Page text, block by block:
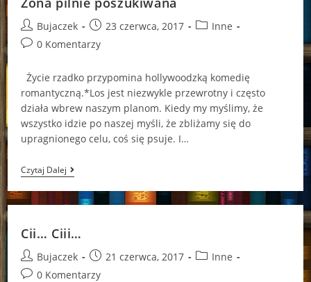
Post
author:
Bujaczek
Post
published:
23 czerwca, 2017
PostInne
Post0 Komentarzy
Życie rzadko przypomina hollywoodzką komedię
romantyczną.*Los jest niezwykle przewrotny i często
działa wbrew naszym planom. Kiedy my myślimy, że
wszystko idzie po naszej myśli, że zbliżamy się do
upragnionego celu, coś się psuje. I…
Czytaj DalejŻona
Pilnie
Poszukiwana
Cii… Ciii…
Post
author:
Bujaczek
Post
published:
21 czerwca, 2017
PostInne
Post0 Komentarzy